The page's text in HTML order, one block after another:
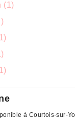
(1)
à Courtois-